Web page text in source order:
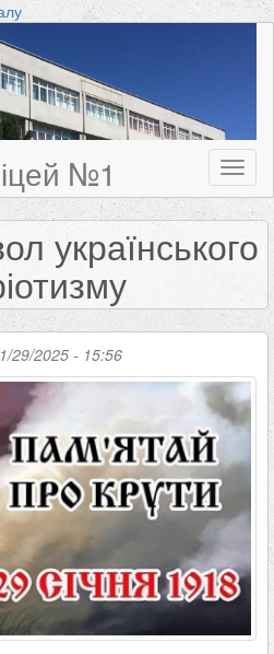
№1
українського
29/2025 - 15:56